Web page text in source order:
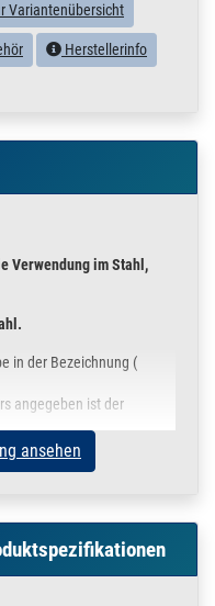
Variantenübersicht
Herstellerinfo
Verwendung im Stahl,
in der Bezeichnung (
angegeben ist der
ansehen